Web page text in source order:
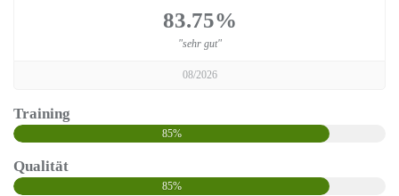
83.75%
"sehr gut"
08/2026
Training
85%
Qualität
85%